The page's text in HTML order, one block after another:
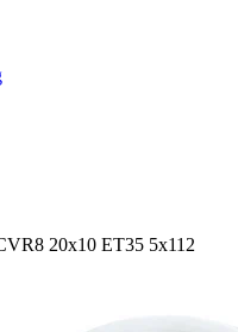
20x10 ET35 5x112